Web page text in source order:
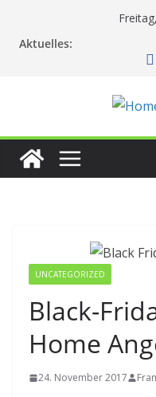
Aktuelles:
UNCATEGORIZED
Black-
Home
24. November 2017